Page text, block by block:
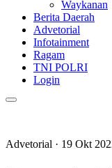
Waykanan
Berita Daerah
Advetorial
Infotainment
Ragam
TNI POLRI
Login
Advetorial · 19 Okt